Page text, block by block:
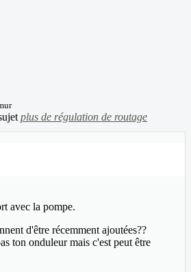
plus de régulation de routage
avec la pompe.
d'être récemment ajoutées??
ton onduleur mais c'est peut être